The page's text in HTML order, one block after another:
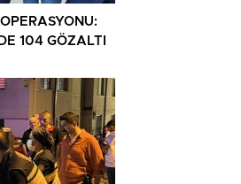
104 GÖZALTI